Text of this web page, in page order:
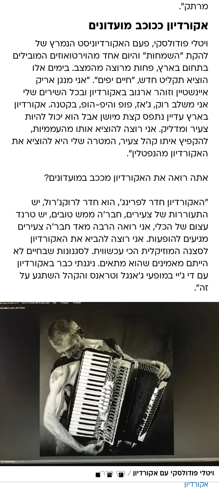
מרתק".
אקורדיון ככוכב מועדונים
ויטלי פודולסקי, פעם האקורדיוניסט הנמרץ של
להקת "השמחות" והיום אחד מהוירטואוזים המובילים
בתחום בארץ, פחות מרוצה מהמצב. בימים אלו
הוציא תקליט חדש, "חיים יפים". "אני מנגן אריק
איינשטיין וזוהר ארגוב באקורדיון ובכל השירים שלי
אני משלב רוק, ג'אז, פופ והיפ-הופ, בקטנה. אקורדיון
בארץ עדיין נתפס קצת מיושן אבל הוא יכול להיות
צעיר ומדליק. אני רוצה להוציא אותו מהעממיות,
להקפיץ איתו קהל צעיר, המטרה שלי היא להוציא את
האקורדיון מהנפטלין".
אתה רואה את האקורדיון מככב במועדונים?
"האקורדיון חדר לפרינג', הוא חדר לרוקנ'רול, יש
התעוררות של צעירים, חבר'ה ממש טובים, יש טרנד
עצום של הכלי, אני רואה הרבה מאד חבר'ה צעירים
מגיעים להופעות. אני רוצה להביא את האקורדיון
לסצנה המוזיקלית הכי עכשווית. לסגנונות שבחיים לא
הייתם מאמינים שהוא מתאים. ניגנתי כבר באקורדיון
עם די ג'יי במופעי ג'אנגל וטראנס והקהל השתגע על
זה".
ויטלי פודולסקי עם אקורדיון / ג'קי סררו
אקורדיון